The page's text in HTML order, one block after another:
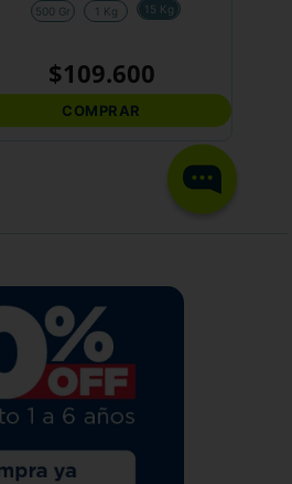
500 Gr 1 Kg 15 Kg
$109.600
COMPRAR